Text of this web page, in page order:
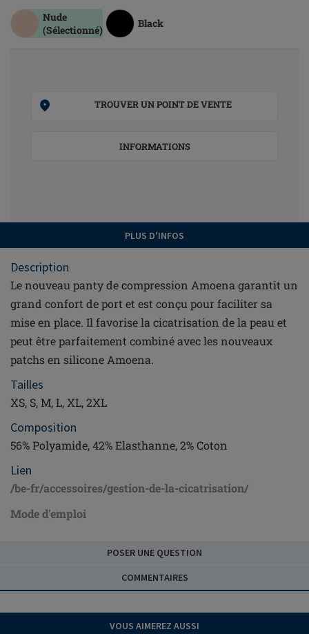
Nude
(Sélectionné)
Black
TROUVER UN POINT DE VENTE
INFORMATIONS
PLUS D'INFOS
Description
Le nouveau panty de compression Amoena garantit un
grand confort de port et est conçu pour faciliter sa
mise en place. Il favorise la cicatrisation de la peau et
peut être parfaitement combiné avec les nouveaux
patchs en silicone Amoena.
Tailles
XS, S, M, L, XL, 2XL
Composition
56% Polyamide, 42% Elasthanne, 2% Coton
Lien
/be-fr/accessoires/gestion-de-la-cicatrisation/
Mode d'emploi
POSER UNE QUESTION
COMMENTAIRES
VOUS AIMEREZ AUSSI